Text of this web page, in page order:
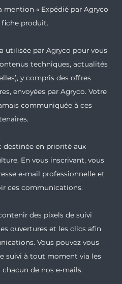
« Expédié par Agryco
fiche produit.
utilisée par Agryco pour vous
techniques, actualités
y compris des offres
envoyées par Agryco. Votre
communiquée à ces
destinée en priorité aux
En vous inscrivant, vous
e-mail professionnelle et
ces communications.
des pixels de suivi
ouvertures et les clics afin
Vous pouvez vous
suivi à tout moment via les
de nos e-mails.